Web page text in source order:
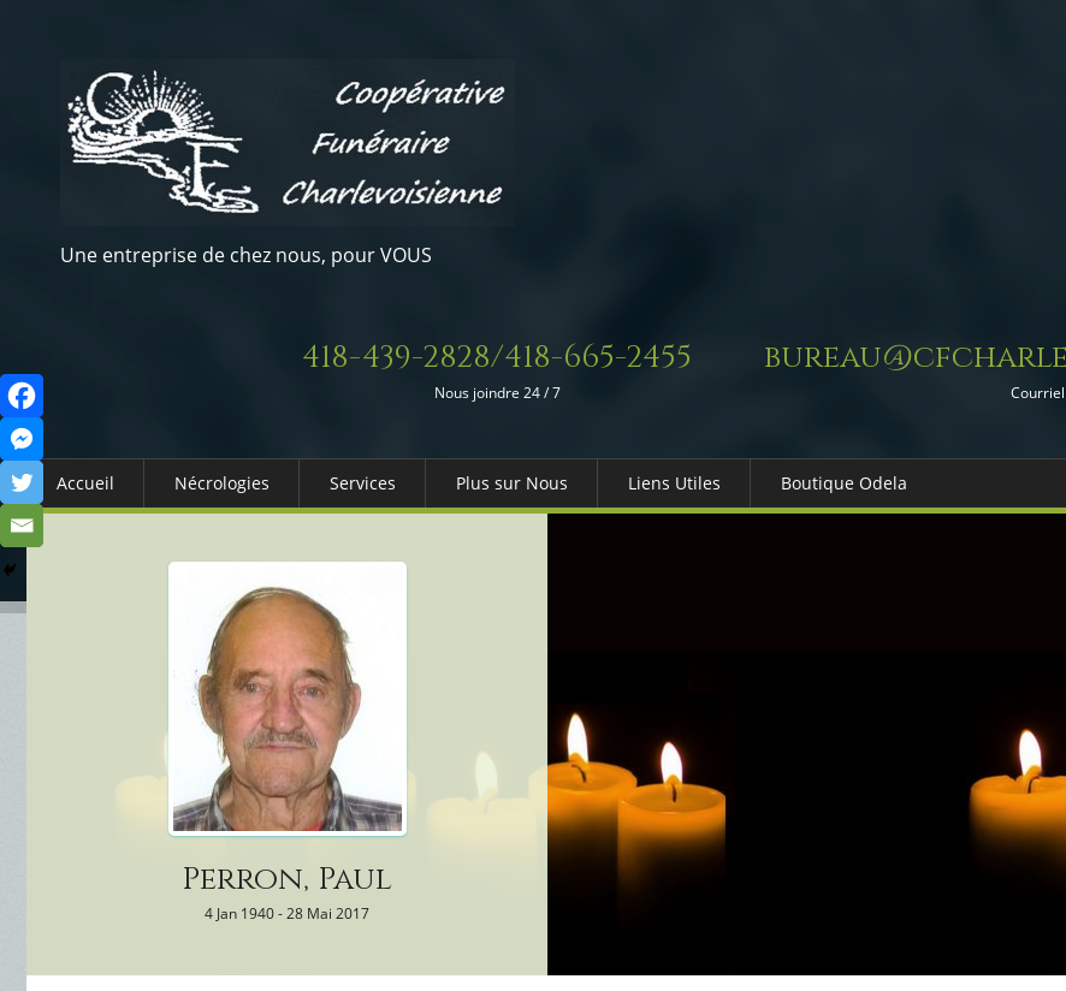
Une entreprise de chez nous, pour VOUS
418-439-2828/418-665-2455
Nous joindre 24 / 7 Courriel
Accueil Nécrologies Services
Services Funéraires
Plus sur Nous Liens Utiles Boutique Odela
Perron, Paul
4 Jan 1940 - 28 Mai 2017